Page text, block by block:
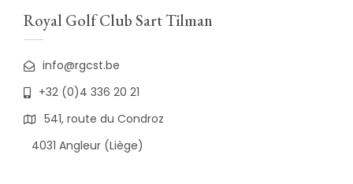
Royal Golf Club Sart Tilman
info@rgcst.be
+32 (0)4 336 20 21
541, route du Condroz
4031 Angleur (Liège)